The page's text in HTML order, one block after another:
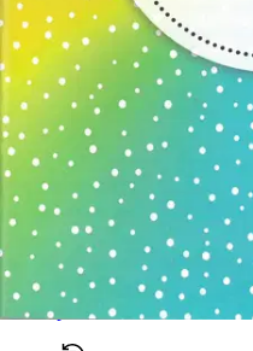
Ominaisuudet
Oletko
Ovatko tuotetiedot riittävät?
voisi muuten parantaa, anna
Anna palautetta Avautuu